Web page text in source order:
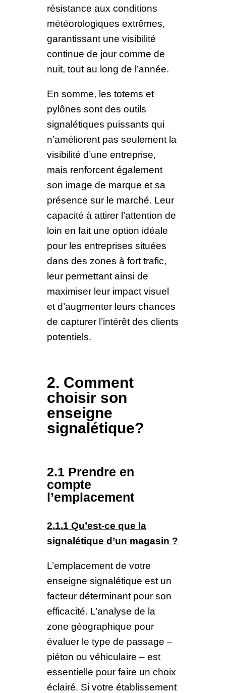
résistance aux conditions
météorologiques extrêmes,
garantissant une visibilité
continue de jour comme de
nuit, tout au long de l’année.
En somme, les totems et
pylônes sont des outils
signalétiques puissants qui
n’améliorent pas seulement la
visibilité d’une entreprise,
mais renforcent également
son image de marque et sa
présence sur le marché. Leur
capacité à attirer l’attention de
loin en fait une option idéale
pour les entreprises situées
dans des zones à fort trafic,
leur permettant ainsi de
maximiser leur impact visuel
et d’augmenter leurs chances
de capturer l’intérêt des clients
potentiels.
2. Comment
choisir son
enseigne
signalétique?
2.1 Prendre en
compte
l’emplacement
2.1.1 Qu’est-ce que la
signalétique d’un magasin ?
L’emplacement de votre
enseigne signalétique est un
facteur déterminant pour son
efficacité. L’analyse de la
zone géographique pour
évaluer le type de passage –
piéton ou véhiculaire – est
essentielle pour faire un choix
éclairé. Si votre établissement